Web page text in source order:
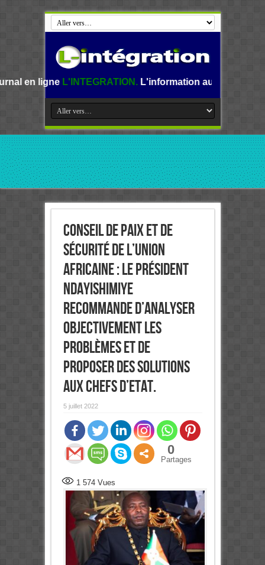
L'information au Benin, en Afrique et
Conseil de Paix et de
Sécurité de l’Union
africaine : Le président
Ndayishimiye
recommande d’analyser
objectivement les
problèmes et de
proposer des solutions
aux Chefs d’Etat.
5 juillet 2022
0
Partages
1 574Vues